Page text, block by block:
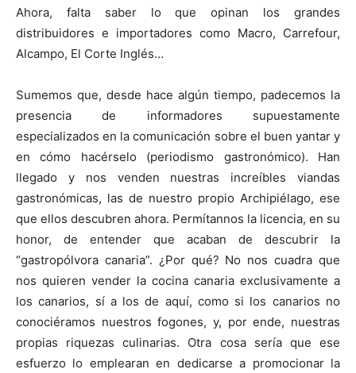
Ahora, falta saber lo que opinan los grandes
distribuidores e importadores como Macro, Carrefour,
Alcampo, El Corte Inglés…
Sumemos que, desde hace algún tiempo, padecemos la
presencia de informadores supuestamente
especializados en la comunicación sobre el buen yantar y
en cómo hacérselo (periodismo gastronómico). Han
llegado y nos venden nuestras increíbles viandas
gastronómicas, las de nuestro propio Archipiélago, ese
que ellos descubren ahora. Permítannos la licencia, en su
honor, de entender que acaban de descubrir la
“gastropólvora canaria”. ¿Por qué? No nos cuadra que
nos quieren vender la cocina canaria exclusivamente a
los canarios, sí a los de aquí, como si los canarios no
conociéramos nuestros fogones, y, por ende, nuestras
propias riquezas culinarias. Otra cosa sería que ese
esfuerzo lo emplearan en dedicarse a promocionar la